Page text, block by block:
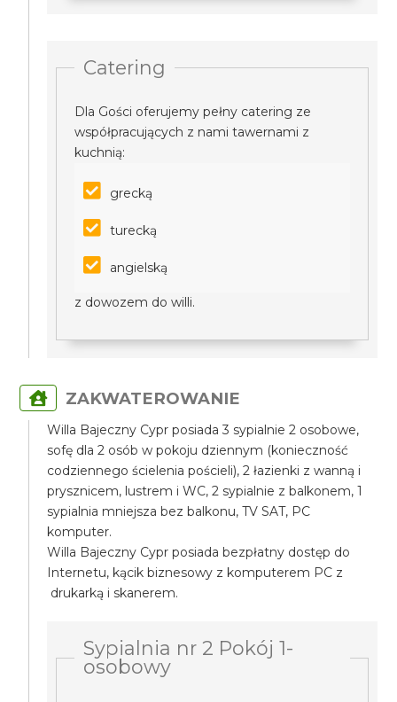
Catering
Dla Gości oferujemy pełny catering ze
współpracujących z nami tawernami z
kuchnią:
grecką
turecką
angielską
z dowozem do willi.
ZAKWATEROWANIE
Willa Bajeczny Cypr posiada 3 sypialnie 2 osobowe,
sofę dla 2 osób w pokoju dziennym (konieczność
codziennego ścielenia pościeli), 2 łazienki z wanną i
prysznicem, lustrem i WC, 2 sypialnie z balkonem, 1
sypialnia mniejsza bez balkonu, TV SAT, PC
komputer.
Willa Bajeczny Cypr posiada bezpłatny dostęp do
Internetu, kącik biznesowy z komputerem PC z
drukarką i skanerem.
Sypialnia nr 2 Pokój 1-
osobowy